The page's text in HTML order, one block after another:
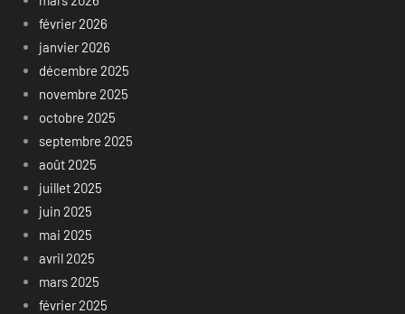
février 2026
janvier 2026
décembre 2025
novembre 2025
octobre 2025
septembre 2025
août 2025
juillet 2025
juin 2025
mai 2025
avril 2025
mars 2025
février 2025